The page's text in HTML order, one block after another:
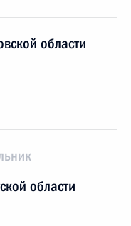
области
области